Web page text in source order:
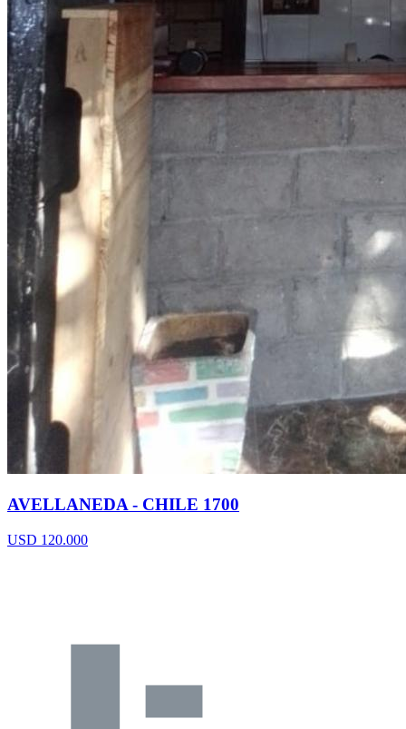
AVELLANEDA - CHILE 1700
USD 120.000